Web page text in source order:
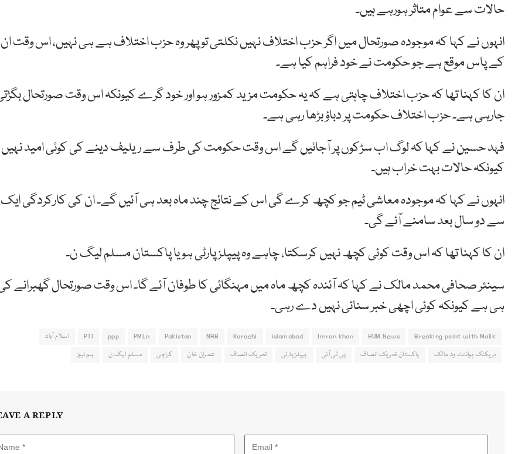
حالات سے عوام متاثر ہورہے ہیں۔
انہوں نے کہا کہ موجودہ صورتحال میں اگر حزب اختلاف نہیں نکلتی تو پھر وہ حزب اختلاف ہے ہی نہیں، اس وقت ان
کے پاس موقع ہے جو حکومت نے خود فراہم کیا ہے۔
ان کا کہنا تھا کہ حزب اختلاف چاہتی ہے کہ یہ حکومت مزید کمزور ہو اور خود گرے کیونکہ اس وقت صورتحال
جارہی ہے۔ حزب اختلاف حکومت پر دباؤ بڑھا رہی ہے۔
فہد حسین نے کہا کہ لوگ اب سڑکوں پر آجائیں گے اس وقت حکومت کی طرف سے ریلیف دینے کی کوئی امید نہیں
کیونکہ حالات بہت خراب ہیں۔
انہوں نے کہا کہ موجودہ معاشی ٹیم جو کچھ کرے گی اس کے نتائج چند ماہ بعد ہی آئیں گے۔ ان کی کارکردگی ایک
سے دو سال بعد سامنے آئے گی۔
ان کا کہنا تھا کہ اس وقت کوئی کچھ نہیں کرسکتا، چاہے وہ پیپلزپارٹی ہو یا پاکستان مسلم لیگ ن۔
سینئر صحافی محمد مالک نے کہا کہ آئندہ کچھ ماہ میں مہنگائی کا طوفان آئے گا۔ اس وقت صورتحال گھبرانے
ہی ہے کیونکہ کوئی اچھی خبر سنائی نہیں دے رہی۔
Breaking point with Malik
HUM News
Imran khan
islamabad
Karachi
NAB
Pakistan
PMLn
ppp
PTI
اسلام آباد
بریکنگ پوائنٹ ود مالک
پاکستان تحریک انصاف پی ٹی آئی پیپلزپارٹی تحریک انصاف عمران خان کراچی مسلم لیگ ن ہم نیوز
A REPLY